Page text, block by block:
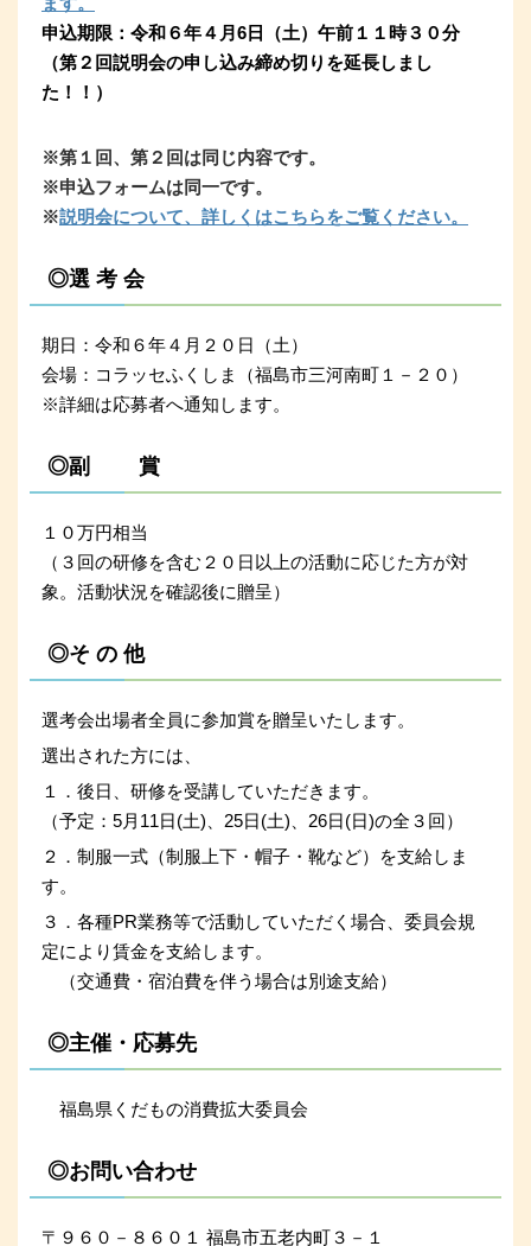
申込期限：令和６年４月6日（土）午前１１時３０分
（第２回説明会の申し込み締め切りを延長しまし
た！！）
※第１回、第２回は同じ内容です。
※申込フォームは同一です。
※説明会について、詳しくはこちらをご覧ください。
◎選 考 会
期日：令和６年４月２０日（土）
会場：コラッセふくしま（福島市三河南町１－２０）
※詳細は応募者へ通知します。
◎副 賞
１０万円相当
（３回の研修を含む２０日以上の活動に応じた方が対
象。活動状況を確認後に贈呈）
◎そ の 他
選考会出場者全員に参加賞を贈呈いたします。
選出された方には、
１．後日、研修を受講していただきます。
（予定：5月11日(土)、25日(土)、26日(日)の全３回）
２．制服一式（制服上下・帽子・靴など）を支給しま
す。
３．各種PR業務等で活動していただく場合、委員会規
定により賃金を支給します。
（交通費・宿泊費を伴う場合は別途支給）
◎主催・応募先
福島県くだもの消費拡大委員会
◎お問い合わせ
〒９６０－８６０１ 福島市五老内町３－１